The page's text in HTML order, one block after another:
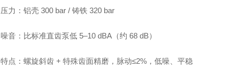
压力：铝壳 300 bar / 铸铁 320 bar
噪音：比标准直齿泵低 5–10 dBA（约 68 dB）
特点：螺旋斜齿 + 特殊齿面精磨，脉动≤2%，低噪、平稳